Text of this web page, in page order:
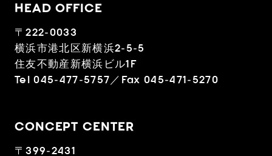
HEAD OFFICE
〒222-0033
横浜市港北区新横浜2-5-5
住友不動産新横浜ビル1F
Tel 045-477-5757／Fax 045-471-5270
CONCEPT CENTER
〒399-2431